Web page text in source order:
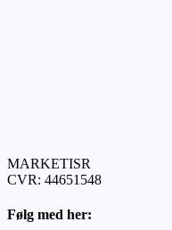
MARKETISR
CVR: 44651548
Følg med her: